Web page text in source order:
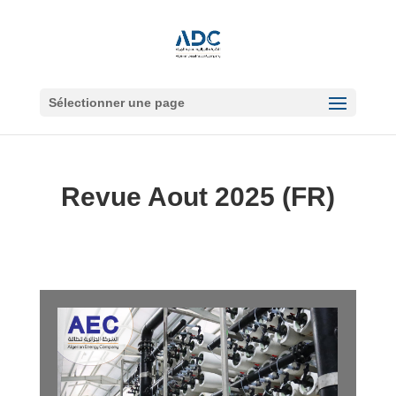
Sélectionner une page
Revue Aout 2025 (FR)